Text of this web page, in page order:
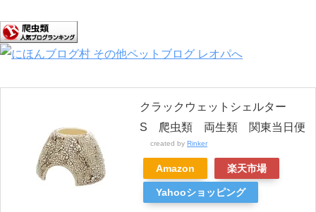
クラックウェットシェルター
S 爬虫類 両生類 関東当日便
created by Rinker
Amazon 楽天市場
Yahooショッピング